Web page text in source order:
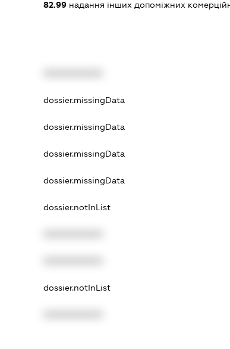
82.99 надання інших допоміжних
dossier.missingData
dossier.missingData
dossier.missingData
dossier.missingData
dossier.notInList
dossier.notInList